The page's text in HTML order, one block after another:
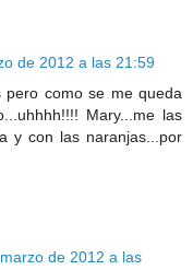
de 2012 a las 21:59
pero como se me queda
Mary...me las
y con las naranjas...por
de 2012 a las